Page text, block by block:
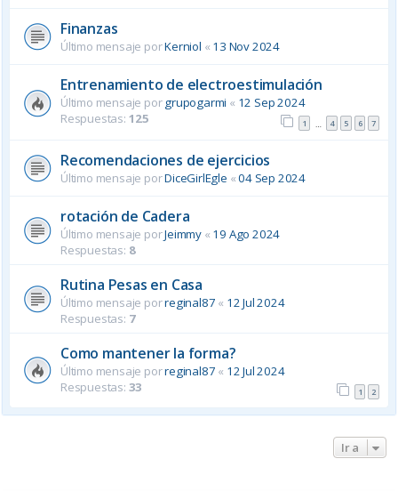
Finanzas
Último mensaje porKerniol « 13 Nov 2024
Entrenamiento de electroestimulación
Último mensaje porgrupogarmi « 12 Sep 2024
Respuestas: 125 1 … 4 5 6 7
Recomendaciones de ejercicios
Último mensaje porDiceGirlEgle «04 Sep 2024
rotación de Cadera
Último mensaje porJeimmy « 19 Ago 2024
Respuestas: 8
Rutina Pesas en Casa
Último mensaje porreginal87 « 12 Jul 2024
Respuestas: 7
Como mantener la forma?
Último mensaje porreginal87 « 12 Jul 2024
Respuestas: 33 1 2
Ir a